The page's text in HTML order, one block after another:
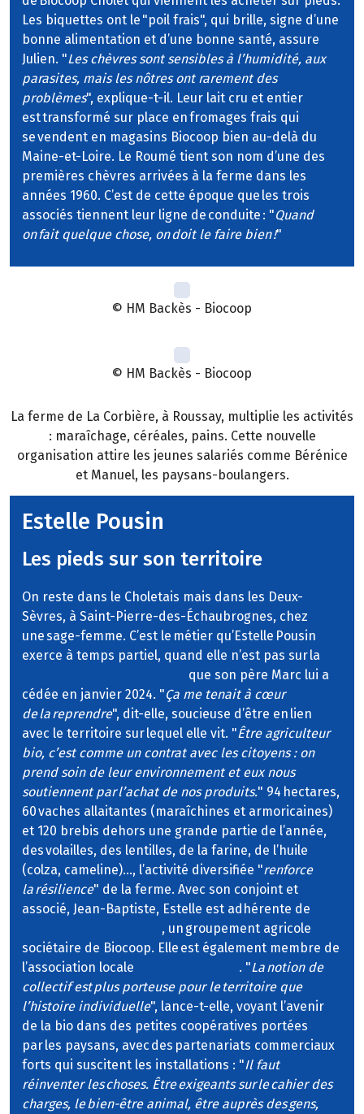
Les biquettes ont le "poil frais", qui brille, signe d’une
bonne alimentation et d’une bonne santé, assure
Julien. "Les chèvres sont sensibles à l’humidité, aux
parasites, mais les nôtres ont rarement des
problèmes", explique-t-il. Leur lait cru et entier
est transformé sur place en fromages frais qui
se vendent en magasins Biocoop bien au-delà du
Maine-et-Loire. Le Roumé tient son nom d’une des
premières chèvres arrivées à la ferme dans les
années 1960. C’est de cette époque que les trois
associés tiennent leur ligne de conduite : "Quand
on fait quelque chose, on doit le faire bien !"
© HM Backès - Biocoop
© HM Backès - Biocoop
La ferme de La Corbière, à Roussay, multiplie les activités
: maraîchage, céréales, pains. Cette nouvelle
organisation attire les jeunes salariés comme Bérénice
et Manuel, les paysans-boulangers.
Estelle Pousin
Les pieds sur son territoire
On reste dans le Choletais mais dans les Deux-
Sèvres, à Saint-Pierre-des-Échaubrognes, chez
une sage-femme. C’est le métier qu’Estelle Pousin
exerce à temps partiel, quand elle n’est pas sur la
que son père Marc lui a
cédée en janvier 2024. "Ça me tenait à cœur
de la reprendre", dit-elle, soucieuse d’être en lien
avec le territoire sur lequel elle vit. "Être agriculteur
bio, c’est comme un contrat avec les citoyens : on
prend soin de leur environnement et eux nous
soutiennent par l’achat de nos produits." 94 hectares,
60 vaches allaitantes (maraîchines et armoricaines)
et 120 brebis dehors une grande partie de l’année,
des volailles, des lentilles, de la farine, de l’huile
(colza, cameline)…, l’activité diversifiée "renforce
la résilience" de la ferme. Avec son conjoint et
associé, Jean-Baptiste, Estelle est adhérente de
, un groupement agricole
sociétaire de Biocoop. Elle est également membre de
l’association locale
. "La notion de
collectif est plus porteuse pour le territoire que
l’histoire individuelle", lance-t-elle, voyant l’avenir
de la bio dans des petites coopératives portées
par les paysans, avec des partenariats commerciaux
forts qui suscitent les installations : "Il faut
réinventer les choses. Être exigeants sur le cahier des
charges, le bien-être animal, être auprès des gens,